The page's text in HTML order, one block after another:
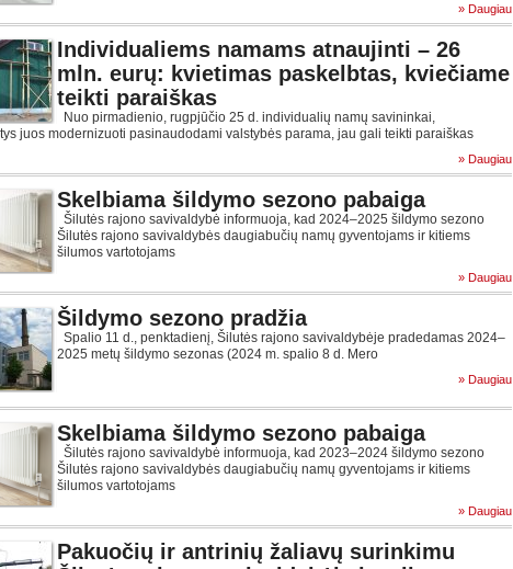
» Daugiau
Individualiems namams atnaujinti – 26
mln. eurų: kvietimas paskelbtas, kviečiame
teikti paraiškas
Nuo pirmadienio, rugpjūčio 25 d. individualių namų savininkai,
juos modernizuoti pasinaudodami valstybės parama, jau gali teikti paraiškas
» Daugiau
Skelbiama šildymo sezono pabaiga
Šilutės rajono savivaldybė informuoja, kad 2024–2025 šildymo sezono
Šilutės rajono savivaldybės daugiabučių namų gyventojams ir kitiems
šilumos vartotojams
» Daugiau
Šildymo sezono pradžia
Spalio 11 d., penktadienį, Šilutės rajono savivaldybėje pradedamas 2024–
2025 metų šildymo sezonas (2024 m. spalio 8 d. Mero
» Daugiau
Skelbiama šildymo sezono pabaiga
Šilutės rajono savivaldybė informuoja, kad 2023–2024 šildymo sezono
Šilutės rajono savivaldybės daugiabučių namų gyventojams ir kitiems
šilumos vartotojams
» Daugiau
Pakuočių ir antrinių žaliavų surinkimu